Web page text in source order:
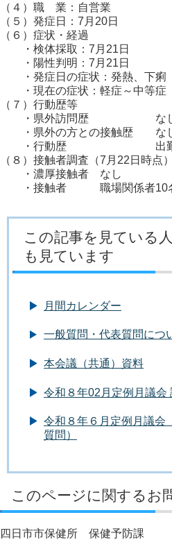
（４）職 業：自営業
（５）発症日：7月20日
（６）症状・経過
・検体採取：7月21日
・陽性判明：7月21日
・発症日の症状：発熱、下痢
・現在の症状：軽症～中等症
（７）行動歴等
・県外訪問歴 な
・県外の方との接触歴 な
・行動歴 出勤（7月
（８）接触者調査（7月22日時点）
・濃厚接触者 なし
・接触者 職場関係者10
この記事を見ている
も見ています
月間カレンダー
一般質問・代表質問につ
本会議（共通）資料
令和８年02月定例月議会
令和８年６月定例月議
質問）
このページに関するお
四日市市保健所 保健予防課